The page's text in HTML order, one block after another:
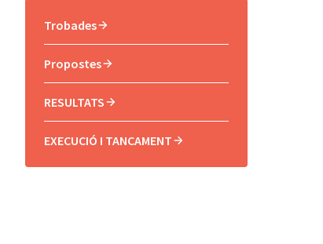
Trobades
Propostes
RESULTATS
EXECUCIÓ I TANCAMENT